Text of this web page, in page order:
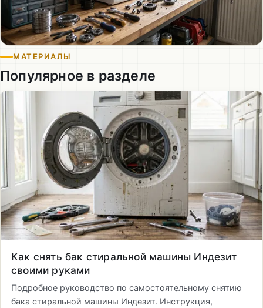
МАТЕРИАЛЫ
Популярное в разделе
Как снять бак стиральной машины Индезит
своими руками
Подробное руководство по самостоятельному снятию
бака стиральной машины Индезит. Инструкция,